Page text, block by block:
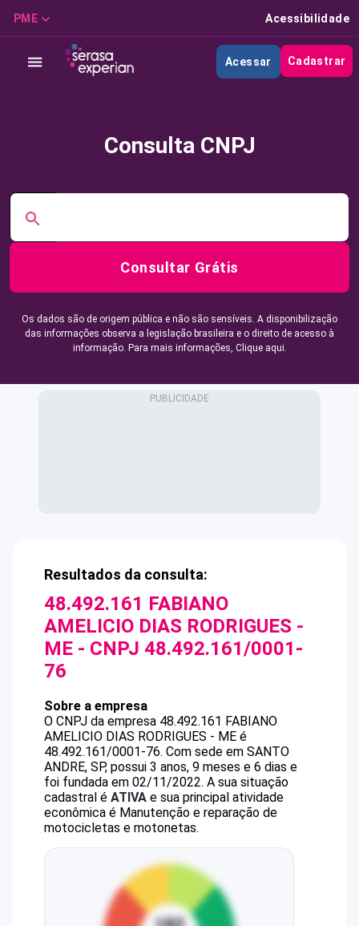
PME Acessibilidade
Acessar Cadastrar
Consulta CNPJ
Consultar Grátis
Os dados são de origem pública e não são sensíveis. A disponibilização
das informações observa a legislação brasileira e o direito de acesso à
informação. Para mais informações, Clique aqui.
Resultados da consulta:
48.492.161 FABIANO
AMELICIO DIAS RODRIGUES -
ME - CNPJ 48.492.161/0001-
76
Sobre a empresa
O CNPJ da empresa 48.492.161 FABIANO
AMELICIO DIAS RODRIGUES - ME é
48.492.161/0001-76. Com sede em SANTO
ANDRE, SP, possui 3 anos, 9 meses e 6 dias e
foi fundada em 02/11/2022. A sua situação
cadastral é ATIVA e sua principal atividade
econômica é Manutenção e reparação de
motocicletas e motonetas.